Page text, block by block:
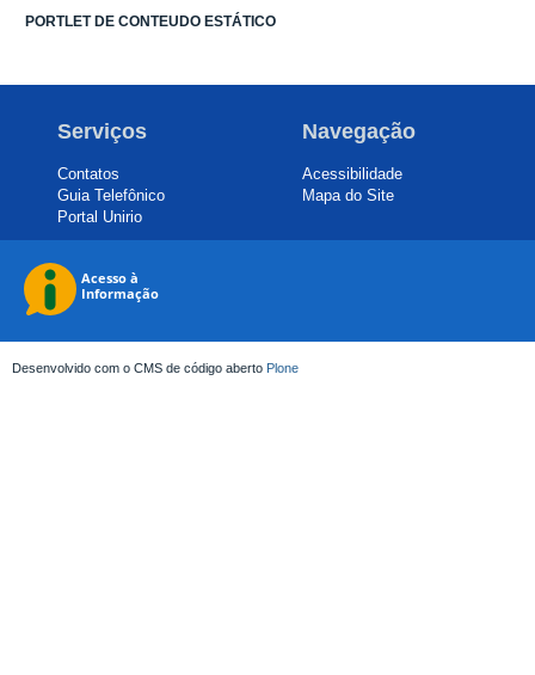
PORTLET DE CONTEUDO ESTÁTICO
Serviços
Contatos
Guia Telefônico
Portal Unirio
Navegação
Acessibilidade
Mapa do Site
Desenvolvido com o CMS de código aberto Plone